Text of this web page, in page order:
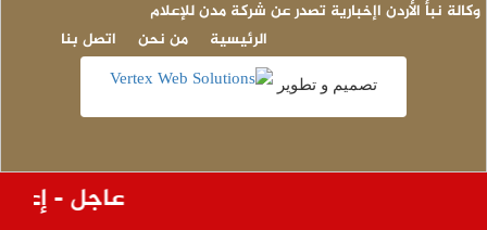
عاجل -
وكالة نبأ الأردن اإخبارية تصدر عن شركة مدن للإعلام
اتصل بنا
من نحن الرئيسية
تصميم و تطوير